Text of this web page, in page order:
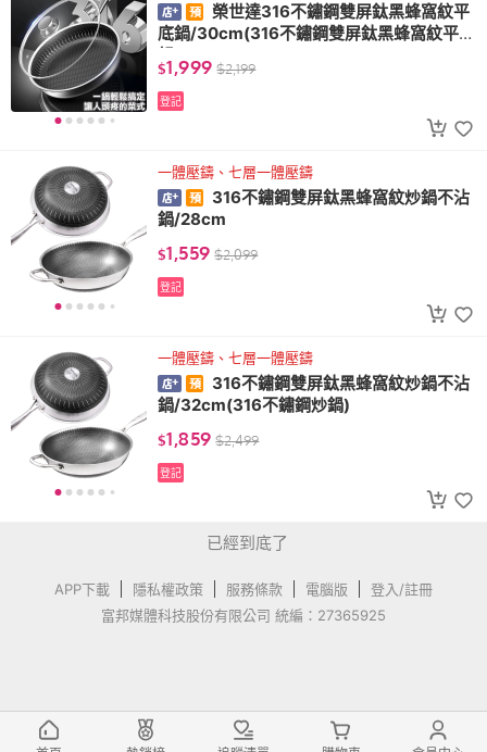
榮世達316不鏽鋼雙屏鈦黑蜂窩紋平
底鍋/30cm(316不鏽鋼雙屏鈦黑蜂窩紋平底
鍋)
$1,999 $2,199
登記
一體壓鑄、七層一體壓鑄
316不鏽鋼雙屏鈦黑蜂窩紋炒鍋不沾
鍋/28cm
$1,559 $2,099
登記
一體壓鑄、七層一體壓鑄
316不鏽鋼雙屏鈦黑蜂窩紋炒鍋不沾
鍋/32cm(316不鏽鋼炒鍋)
$1,859 $2,499
登記
已經到底了
APP下載 隱私權政策 服務條款 電腦版
登入/註冊
富邦媒體科技股份有限公司 統編：27365925